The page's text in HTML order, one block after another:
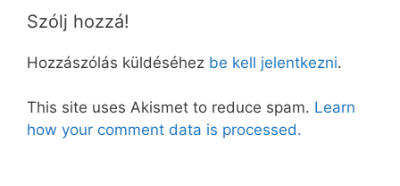
Szólj hozzá!
Hozzászólás küldéséhez be kell jelentkezni.
This site uses Akismet to reduce spam. Learn
how your comment data is processed.